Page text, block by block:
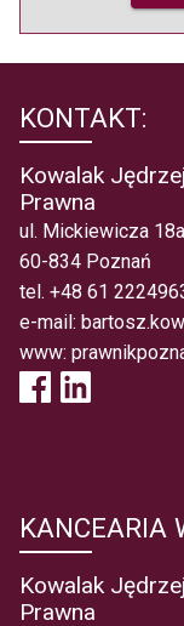
KONTAKT:
Kowalak
Prawna
ul. Mickiewicza
60-834 Poznań
tel. +48 61
e-mail:
www:
KANCEARIA
Kowalak
Prawna